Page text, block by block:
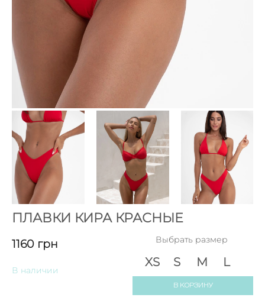
ПЛАВКИ КИРА КРАСНЫЕ
1160 грн
В наличии
Выбрать размер
XS S M L
В КОРЗИНУ